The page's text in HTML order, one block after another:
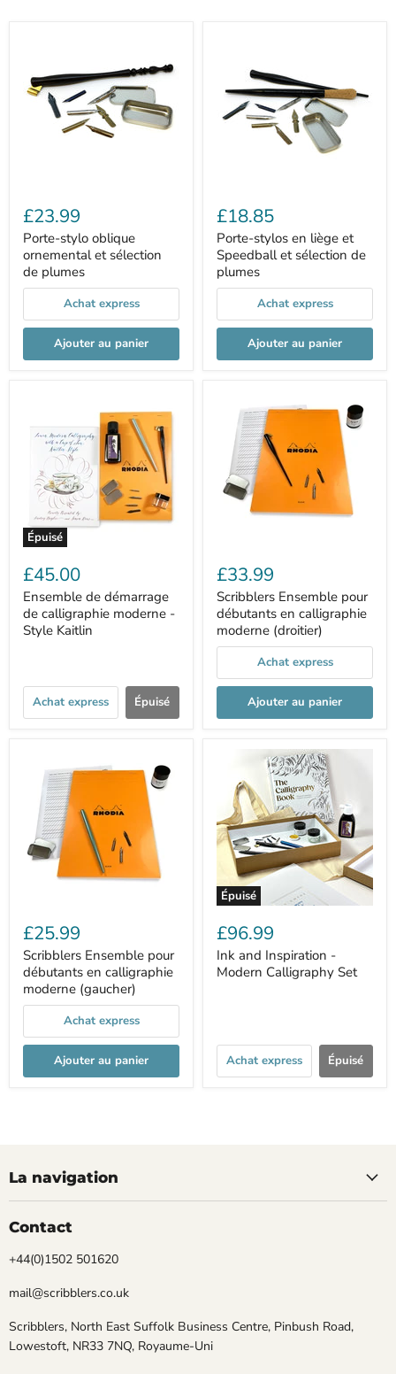
£23.99
Porte-stylo oblique
ornemental et sélection
de plumes
Achat express
Ajouter au panier
£18.85
Porte-stylos en liège et
Speedball et sélection de
plumes
Achat express
Ajouter au panier
Épuisé
£45.00
Ensemble de démarrage
de calligraphie moderne -
Style Kaitlin
Achat express Épuisé
£33.99
Scribblers Ensemble pour
débutants en calligraphie
moderne (droitier)
Achat express
Ajouter au panier
£25.99
Scribblers Ensemble pour
débutants en calligraphie
moderne (gaucher)
Achat express
Ajouter au panier
Épuisé
£96.99
Ink and Inspiration -
Modern Calligraphy Set
Achat express Épuisé
La navigation
Contact
+44(0)1502 501620
mail@scribblers.co.uk
Scribblers, North East Suffolk Business Centre, Pinbush Road,
Lowestoft, NR33 7NQ, Royaume-Uni